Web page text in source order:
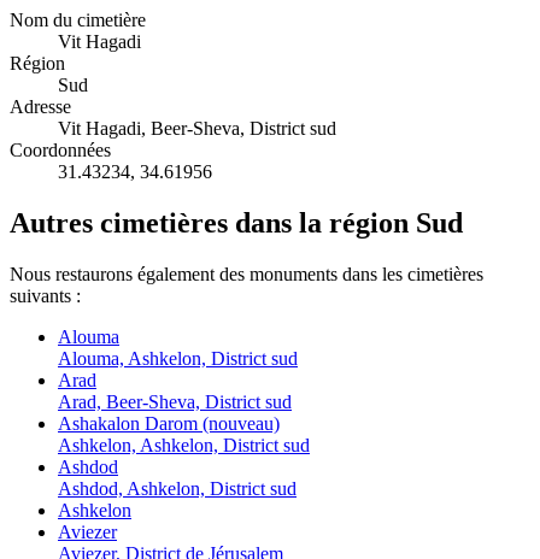
Nom du cimetière
Vit Hagadi
Région
Sud
Adresse
Vit Hagadi, Beer-Sheva, District sud
Coordonnées
31.43234, 34.61956
Autres cimetières dans la région Sud
Nous restaurons également des monuments dans les cimetières
suivants :
Alouma
Alouma, Ashkelon, District sud
Arad
Arad, Beer-Sheva, District sud
Ashakalon Darom (nouveau)
Ashkelon, Ashkelon, District sud
Ashdod
Ashdod, Ashkelon, District sud
Ashkelon
Aviezer
Aviezer, District de Jérusalem